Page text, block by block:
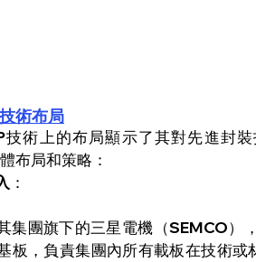
術布局
技術上的布局顯示了其對先進封
布局和策略：
：
集團旗下的三星電機（SEMCO）
板，負責集團內所有載板在技術